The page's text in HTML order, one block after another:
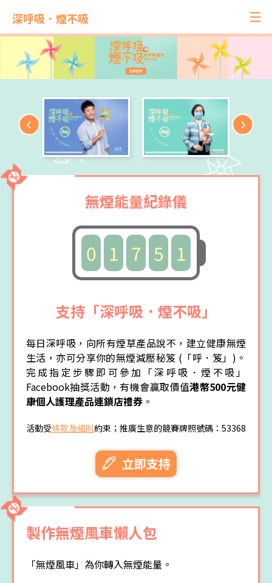
深呼吸．煙不吸
無煙能量紀錄儀
0 1 7 5 1
支持「深呼吸．煙不吸」
每日深呼吸，向所有煙草產品說不，建立健康無煙
生活，亦可分享你的無煙減壓秘笈 (「呼．笈」)。
完成指定步驟即可參加「深呼吸．煙不吸」
Facebook抽獎活動，有機會贏取價值港幣500元健
康個人護理產品連鎖店禮券 。
活動受條款及細則約束；推廣生意的競賽牌照號碼：53368
立即支持
製作無煙風車懶人包
「無煙風車」為你轉入無煙能量。